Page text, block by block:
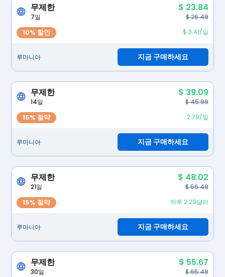
무제한 $ 23.84
7일 $ 26.49
10% 할인 $ 3.41/일
루마니아 지금 구매하세요
무제한 $ 39.09
14일 $ 45.99
15% 절약 2.79/일
루마니아 지금 구매하세요
무제한 $ 48.02
21일 $ 56.49
15% 절약 하루 2.29달러
루마니아 지금 구매하세요
무제한 $ 55.67
30일 $ 65.49